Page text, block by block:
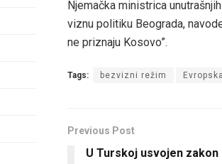
Njemačka ministrica
viznu politiku Beograda,
ne priznaju Kosovo”.
Tags: bezvizni režim
Previous Post
U Turskoj usvojen zakon